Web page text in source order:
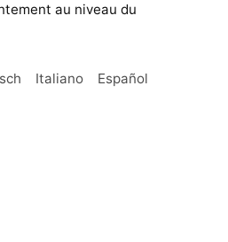
au niveau du
Italiano
Español